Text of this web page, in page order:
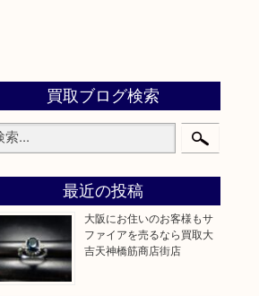
買取ブログ検索
最近の投稿
大阪にお住いのお客様もサ
ファイアを売るなら買取大
吉天神橋筋商店街店